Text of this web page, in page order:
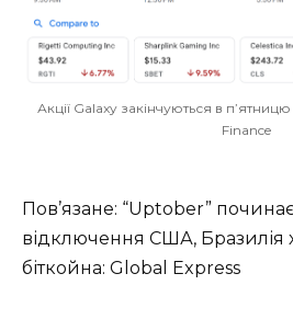
Акції Galaxy закінчуються в
Finance
Пов’язане: “Uptober”
відключення США, Бразилія
біткойна: Global Express